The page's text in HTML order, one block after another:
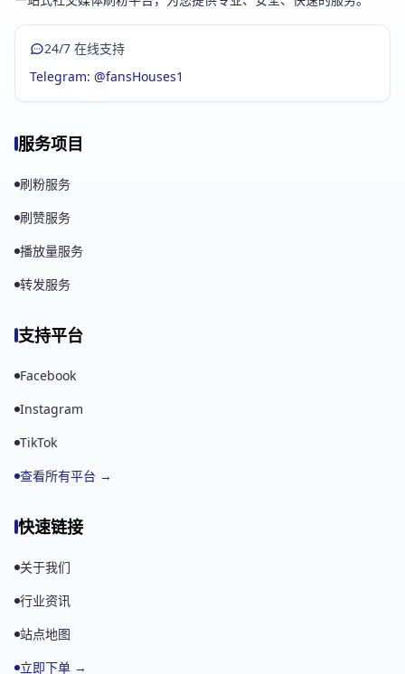
24/7 在线支持
Telegram: @fansHouses1
服务项目
刷粉服务
刷赞服务
播放量服务
转发服务
支持平台
Facebook
Instagram
TikTok
查看所有平台 →
快速链接
关于我们
行业资讯
站点地图
立即下单 →